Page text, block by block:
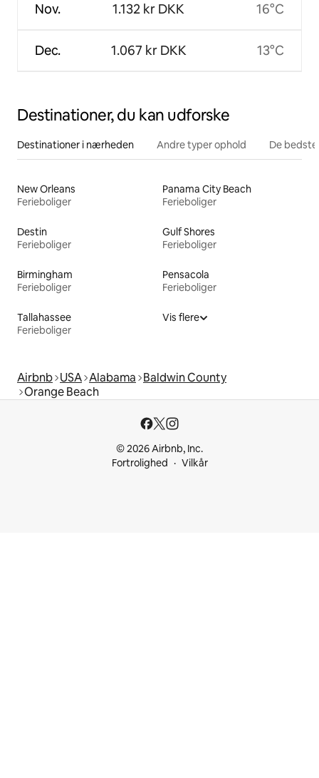
Nov.
Dec.
1.132 kr DKK
1.067 kr DKK
16°C
13°C
Destinationer, du kan udforske
Destinationer i nærheden Andre typer ophold De
New Orleans
Ferieboliger
Panama City Beach
Ferieboliger
Destin
Ferieboliger
Gulf Shores
Ferieboliger
Birmingham
Ferieboliger
Pensacola
Ferieboliger
Tallahassee
Ferieboliger
Vis flere
Airbnb USA Alabama Baldwin County
Orange Beach
© 2026 Airbnb, Inc.
Fortrolighed
Vilkår